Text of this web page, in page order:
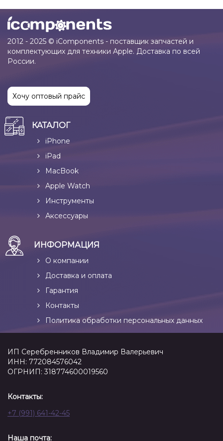
2012 - 2025 © iComponents - поставщик запчастей и
комплектующих для техники Apple. Доставка по всей
России.
Хочу оптовый прайс
КАТАЛОГ
iPhone
iPad
MacBook
Apple Watch
Инструменты
Аксессуары
ИНФОРМАЦИЯ
О компании
Доставка и оплата
Гарантия
Контакты
Политика обработки персональных данных
ИП Серебренников Владимир Валерьевич
ИНН: 772084576042
ОГРНИП: 318774600019560
Контакты:
+7 (991) 641-42-45
Наша почта: